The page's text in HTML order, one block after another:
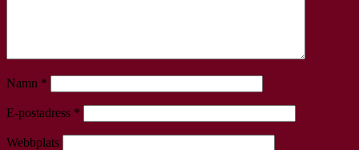
Namn *
E-postadress *
Webbplats